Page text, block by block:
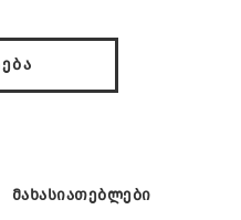
მახასიათებლები